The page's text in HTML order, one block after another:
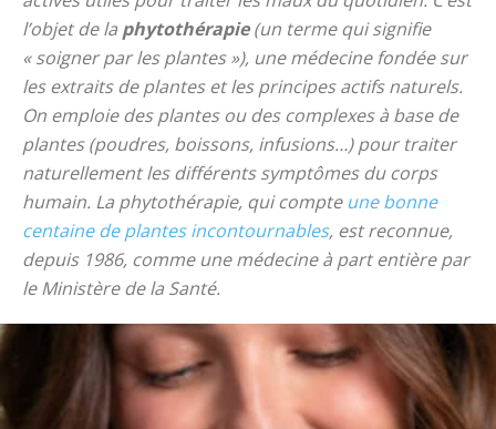
l’objet de la phytothérapie(un terme qui signifie
« soigner par les plantes »), une médecine fondée sur
les extraits de plantes et les principes actifs naturels.
On emploie des plantes ou des complexes à base de
plantes (poudres, boissons, infusions…) pour traiter
naturellement les différents symptômes du corps
humain. La phytothérapie, qui compte une bonne
centaine de plantes incontournables, est reconnue,
depuis 1986, comme une médecine à part entière par
le Ministère de la Santé.